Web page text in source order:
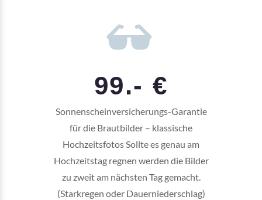
99.- €
Sonnenscheinversicherungs-Garantie
für die Brautbilder – klassische
Hochzeitsfotos Sollte es genau am
Hochzeitstag regnen werden die Bilder
zu zweit am nächsten Tag gemacht.
(Starkregen oder Dauerniederschlag)